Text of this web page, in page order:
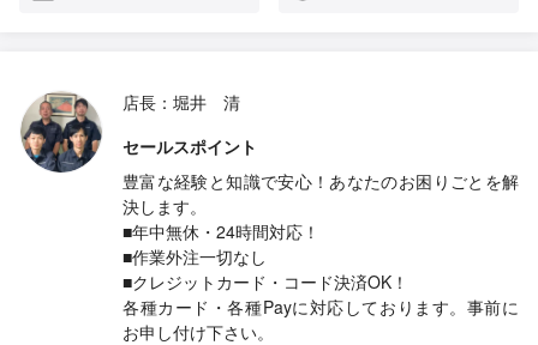
店長：堀井 清
セールスポイント
豊富な経験と知識で安心！あなたのお困りごとを解
決します。
■年中無休・24時間対応！
■作業外注一切なし
■クレジットカード・コード決済OK！
各種カード・各種Payに対応しております。事前に
お申し付け下さい。